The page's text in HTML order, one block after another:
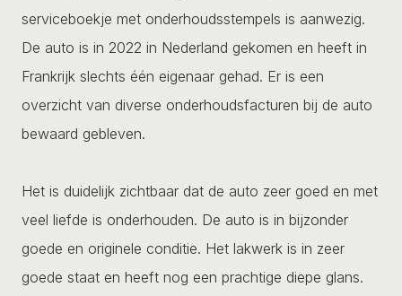
serviceboekje met onderhoudsstempels is aanwezig.
De auto is in 2022 in Nederland gekomen en heeft in
Frankrijk slechts één eigenaar gehad. Er is een
overzicht van diverse onderhoudsfacturen bij de auto
bewaard gebleven.
Het is duidelijk zichtbaar dat de auto zeer goed en met
veel liefde is onderhouden. De auto is in bijzonder
goede en originele conditie. Het lakwerk is in zeer
goede staat en heeft nog een prachtige diepe glans.